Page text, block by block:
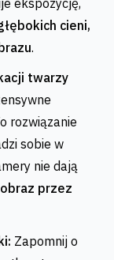
ekspozycję,
cieni,
.
twarzy
rozwiązanie
sobie w
nie dają
przez
Zapomnij o